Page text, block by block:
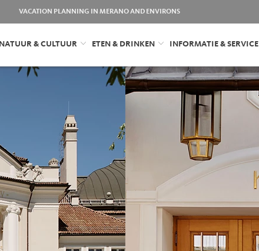
VACATION PLANNING IN MERANO AND ENVIRONS
NATUUR & CULTUUR ETEN & DRINKEN INFORMATIE & SERVICE